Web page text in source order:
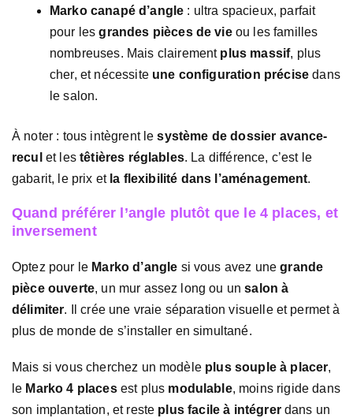
Marko canapé d’angle : ultra spacieux, parfait
pour lesgrandes pièces de vieou les familles
nombreuses. Mais clairement plus massif, plus
cher, et nécessite une configuration précise dans
le salon.
À noter : tous intègrent lesystème de dossier avance-
recul et lestêtières réglables. La différence, c’est le
gabarit, le prix et la flexibilité dans l’aménagement.
Quand préférer l’angle plutôt que le 4 places, et
inversement
Optez pour le Marko d’angle si vous avez unegrande
pièce ouverte, un mur assez long ou unsalon à
délimiter. Il crée une vraie séparation visuelle et permet à
plus de monde de s’installer en simultané.
Mais si vous cherchez un modèle plus souple à placer,
le Marko 4 placesest plus modulable, moins rigide dans
son implantation, et reste plus facile à intégrerdans un